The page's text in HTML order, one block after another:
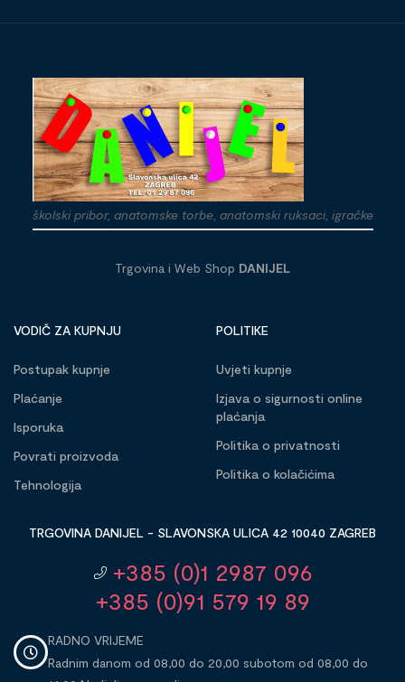
školski pribor, anatomske torbe, anatomski ruksaci, igračke
Trgovina i Web Shop DANIJEL
VODIČ ZA KUPNJU
Postupak kupnje
Plaćanje
Isporuka
Povrati proizvoda
Tehnologija
POLITIKE
Uvjeti kupnje
Izjava o sigurnosti online
plaćanja
Politika o privatnosti
Politika o kolačićima
TRGOVINA DANIJEL - SLAVONSKA ULICA 42 10040 ZAGREB
+385 (0)1 2987 096
+385 (0)91 579 19 89
RADNO VRIJEME
Radnim danom od 08,00 do 20,00 subotom od 08,00 do